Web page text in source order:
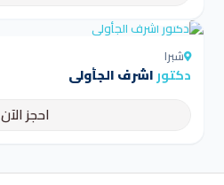
شبرا
دكتوراشرف الجأولى
احجز الآن